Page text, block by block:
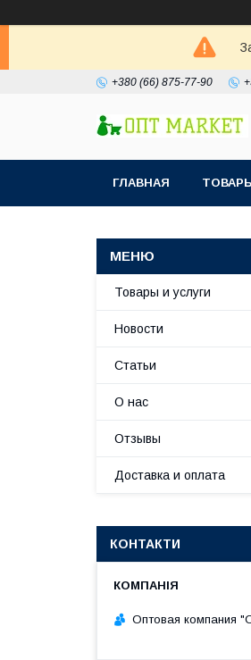
+380 (66) 875-77-90
ГЛАВНАЯ
Товары и услуги
Новости
Статьи
О нас
Отзывы
Доставка и оплата
КОНТАКТИ
Оптовая компания